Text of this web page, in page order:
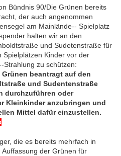
Bündnis 90/Die Grünen bereits
der auch angenommen
am Mainlände-­‐ Spielplatz
halten wir an den
und Sudetenstraße für
Spielplätzen Kinder vor der
zu schützen:
beantragt auf den
und Sudentenstraße
durchzuführen oder
Kleinkinder anzubringen und
Mittel dafür einzustellen.
die es bereits mehrfach in
der Grünen für